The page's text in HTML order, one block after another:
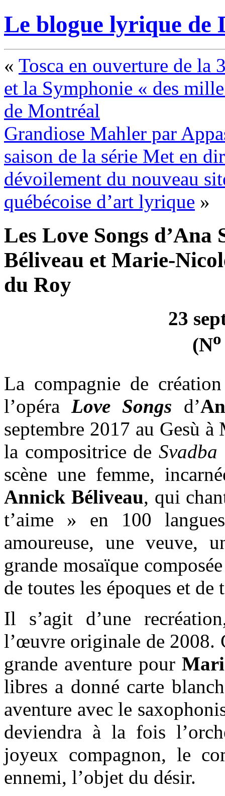
Le blogue lyrique de
« Tosca en ouverture de la
et la Symphonie « des
de Montréal
Grandiose Mahler par
saison de la série Met en
dévoilement du nouveau
québécoise d’art lyrique »
Les Love Songs
Béliveau et Marie-
du Roy
23
(No
La compagnie de
l’opéraLove Songs d’
septembre 2017 au Gesù
la compositrice de Svadba
scène une femme,
Annick Béliveau, qui
t’aime » en 100
amoureuse, une veuve,
grande mosaïque
de toutes les époques et de
Il s’agit d’une
l’œuvre originale de 2008.
grande aventure pour
libres a donné carte
aventure avec le
deviendra à la fois
joyeux compagnon, le
ennemi, l’objet du désir.